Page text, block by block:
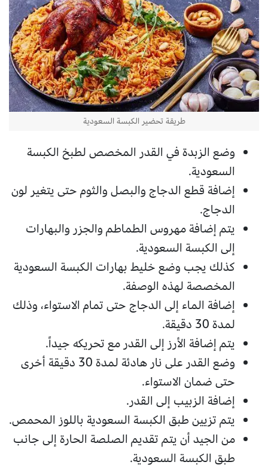
طريقة تحضير الكبسة السعودية
وضع الزبدة في القدر المخصص لطبخ الكبسة
السعودية.
إضافة قطع الدجاج والبصل والثوم حتى يتغير لون
الدجاج.
يتم إضافة مهروس الطماطم والجزر والبهارات
إلى الكبسة السعودية.
كذلك يجب وضع خليط بهارات الكبسة السعودية
المخصصة لهذه الوصفة.
إضافة الماء إلى الدجاج حتى تمام الاستواء، وذلك
لمدة 30 دقيقة.
يتم إضافة الأرز إلى القدر مع تحريكه جيداً.
وضع القدر على نار هادئة لمدة 30 دقيقة أخرى
حتى ضمان الاستواء.
إضافة الزبيب إلى القدر.
يتم تزيين طبق الكبسة السعودية باللوز المحمص.
من الجيد أن يتم تقديم الصلصة الحارة إلى جانب
طبق الكبسة السعودية.